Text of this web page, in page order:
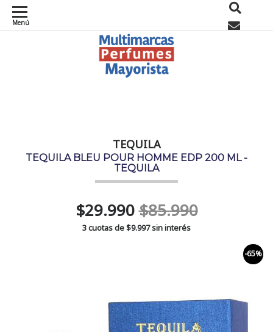
Menú
TEQUILA
TEQUILA BLEU POUR HOMME EDP 200 ML -
TEQUILA
$29.990$85.990
3 cuotas de$9.997sin interés
-65%